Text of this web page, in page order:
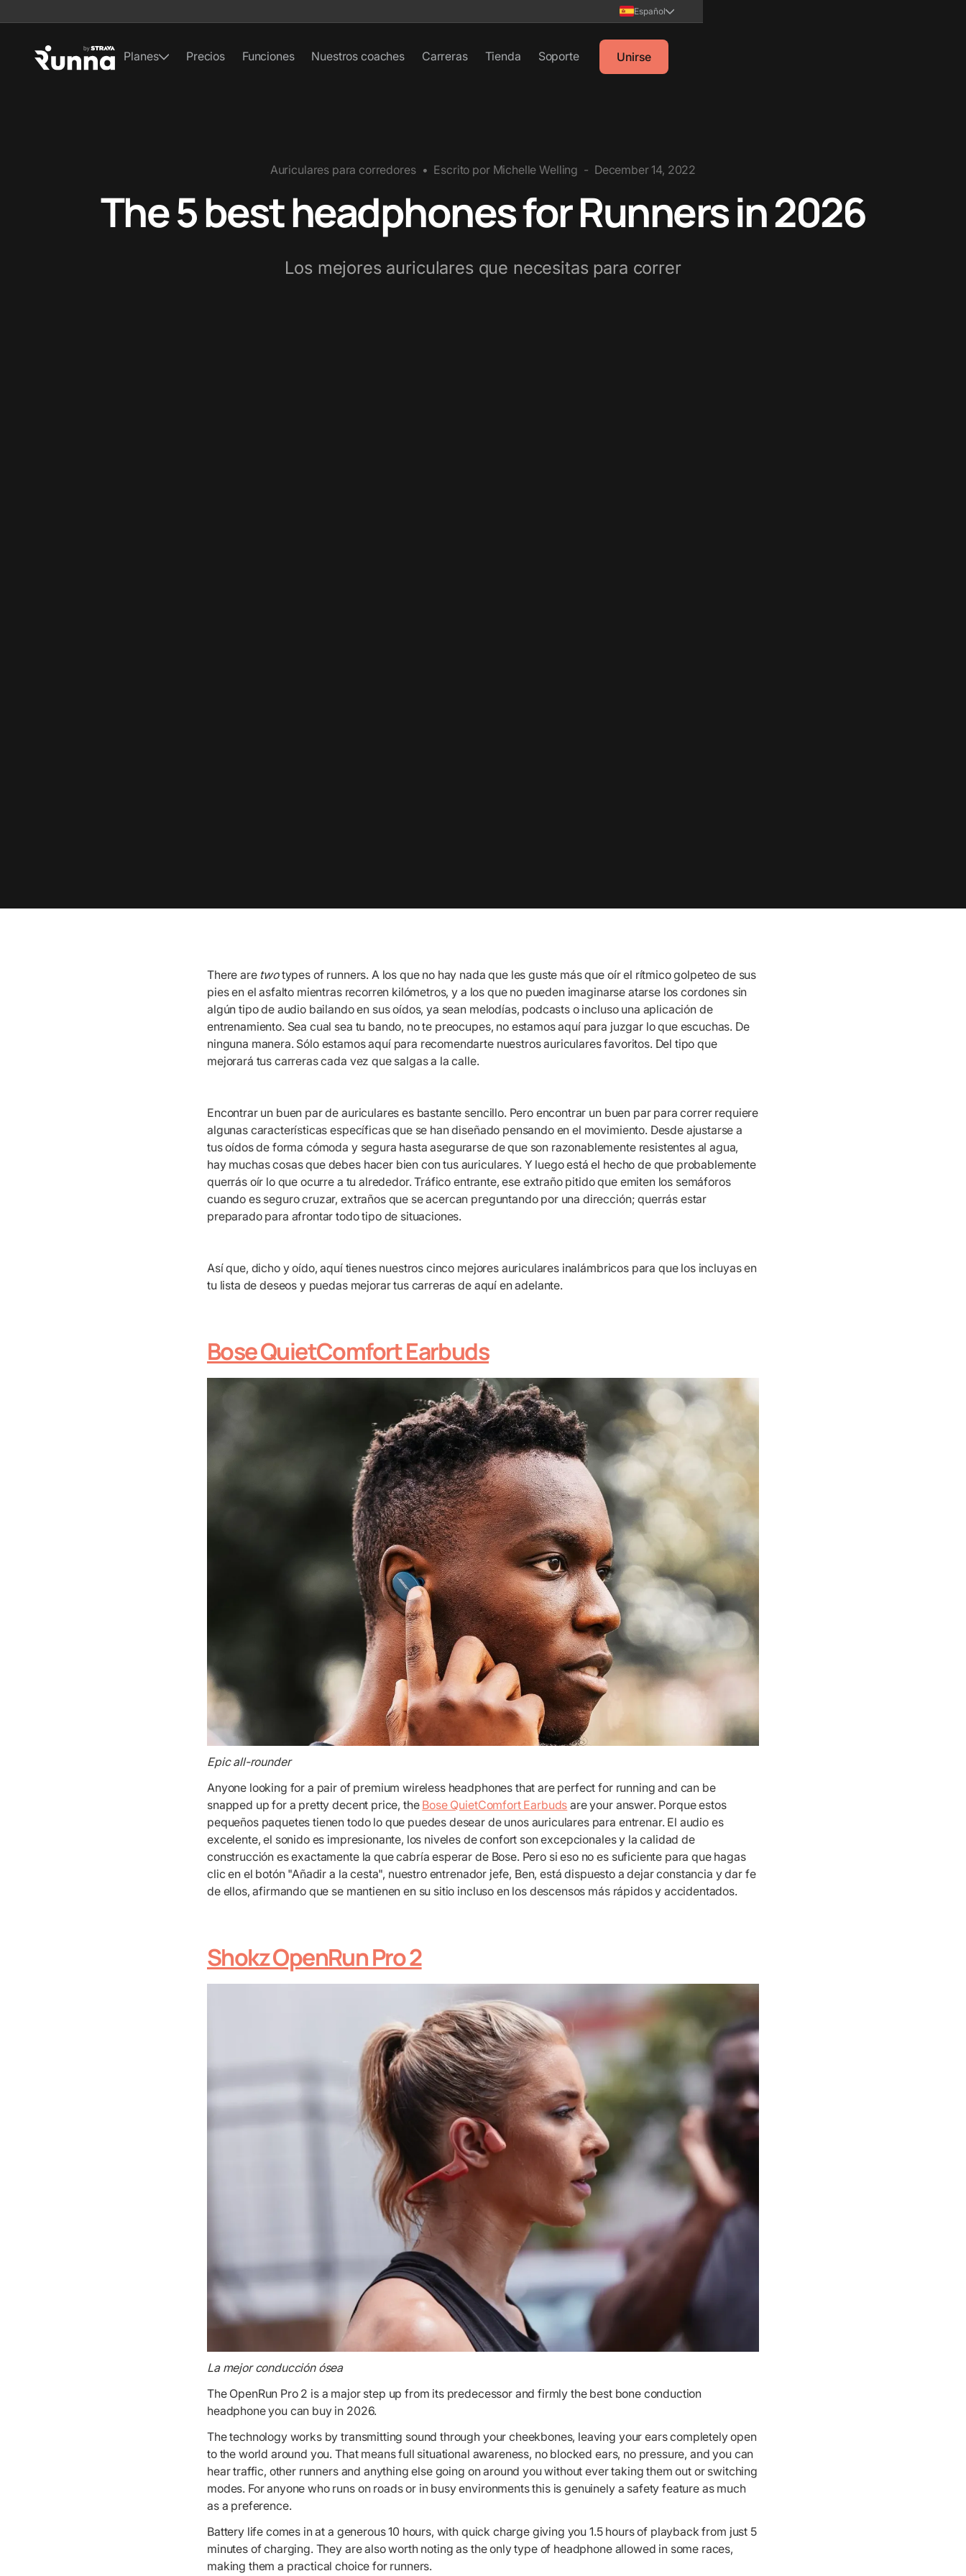
Español
Planes Precios Funciones Nuestros coaches Carreras Tienda Soporte Unirse
Auriculares para corredores • Escrito por Michelle Welling - December 14, 2022
The 5 best headphones for Runners in 2026
Los mejores auriculares que necesitas para correr
There are twotypes of runners. A los que no hay nada que les guste más que oír el rítmico golpeteo de sus
pies en el asfalto mientras recorren kilómetros, y a los que no pueden imaginarse atarse los cordones sin
algún tipo de audio bailando en sus oídos, ya sean melodías, podcasts o incluso una aplicación de
entrenamiento. Sea cual sea tu bando, no te preocupes, no estamos aquí para juzgar lo que escuchas. De
ninguna manera. Sólo estamos aquí para recomendarte nuestros auriculares favoritos. Del tipo que
mejorará tus carreras cada vez que salgas a la calle.
Encontrar un buen par de auriculares es bastante sencillo. Pero encontrar un buen par para correr requiere
algunas características específicas que se han diseñado pensando en el movimiento. Desde ajustarse a
tus oídos de forma cómoda y segura hasta asegurarse de que son razonablemente resistentes al agua,
hay muchas cosas que debes hacer bien con tus auriculares. Y luego está el hecho de que probablemente
querrás oír lo que ocurre a tu alrededor. Tráfico entrante, ese extraño pitido que emiten los semáforos
cuando es seguro cruzar, extraños que se acercan preguntando por una dirección; querrás estar
preparado para afrontar todo tipo de situaciones.
Así que, dicho y oído, aquí tienes nuestros cinco mejores auriculares inalámbricos para que los incluyas en
tu lista de deseos y puedas mejorar tus carreras de aquí en adelante.
Bose QuietComfort Earbuds
Epic all-rounder
Anyone looking for a pair of premium wireless headphones that are perfect for running and can be
snapped up for a pretty decent price, the Bose QuietComfort Earbuds are your answer. Porque estos
pequeños paquetes tienen todo lo que puedes desear de unos auriculares para entrenar. El audio es
excelente, el sonido es impresionante, los niveles de confort son excepcionales y la calidad de
construcción es exactamente la que cabría esperar de Bose. Pero si eso no es suficiente para que hagas
clic en el botón "Añadir a la cesta", nuestro entrenador jefe, Ben, está dispuesto a dejar constancia y dar fe
de ellos, afirmando que se mantienen en su sitio incluso en los descensos más rápidos y accidentados.
Shokz OpenRun Pro 2
La mejor conducción ósea
The OpenRun Pro 2 is a major step up from its predecessor and firmly the best bone conduction
headphone you can buy in 2026.
The technology works by transmitting sound through your cheekbones, leaving your ears completely open
to the world around you. That means full situational awareness, no blocked ears, no pressure, and you can
hear traffic, other runners and anything else going on around you without ever taking them out or switching
modes. For anyone who runs on roads or in busy environments this is genuinely a safety feature as much
as a preference.
Battery life comes in at a generous 10 hours, with quick charge giving you 1.5 hours of playback from just 5
minutes of charging. They are also worth noting as the only type of headphone allowed in some races,
making them a practical choice for runners.